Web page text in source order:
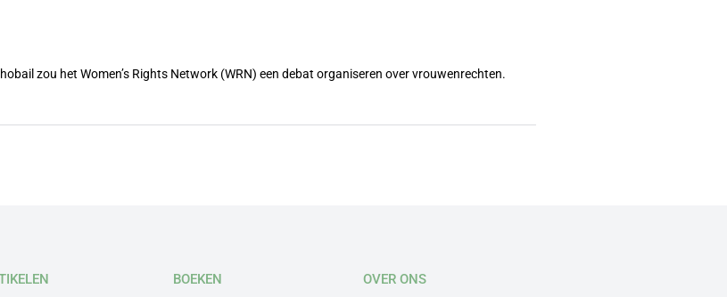
zou het Women’s Rights Network (WRN) een debat organiseren over vrouwenrechten.
BOEKEN OVER ONS